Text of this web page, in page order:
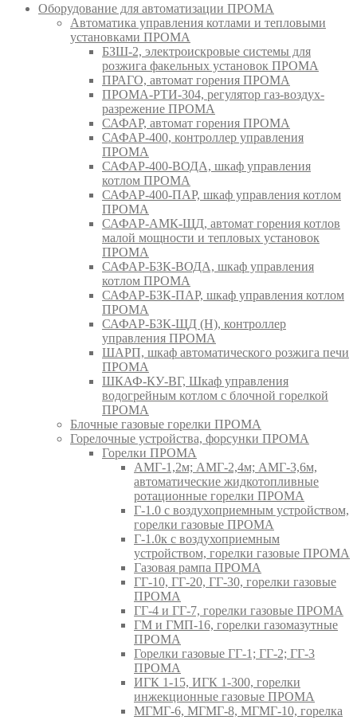
Оборудование для автоматизации ПРОМА
Автоматика управления котлами и тепловыми
установками ПРОМА
БЗШ-2, электроискровые системы для
розжига факельных установок ПРОМА
ПРАГО, автомат горения ПРОМА
ПРОМА-РТИ-304, регулятор газ-воздух-
разрежение ПРОМА
САФАР, автомат горения ПРОМА
САФАР-400, контроллер управления
ПРОМА
САФАР-400-ВОДА, шкаф управления
котлом ПРОМА
САФАР-400-ПАР, шкаф управления котлом
ПРОМА
САФАР-АМК-ЩД, автомат горения котлов
малой мощности и тепловых установок
ПРОМА
САФАР-БЗК-ВОДА, шкаф управления
котлом ПРОМА
САФАР-БЗК-ПАР, шкаф управления котлом
ПРОМА
САФАР-БЗК-ЩД (Н), контроллер
управления ПРОМА
ШАРП, шкаф автоматического розжига печи
ПРОМА
ШКАФ-КУ-ВГ, Шкаф управления
водогрейным котлом с блочной горелкой
ПРОМА
Блочные газовые горелки ПРОМА
Горелочные устройства, форсунки ПРОМА
Горелки ПРОМА
АМГ-1,2м; АМГ-2,4м; АМГ-3,6м,
автоматические жидкотопливные
ротационные горелки ПРОМА
Г-1.0 с воздухоприемным устройством,
горелки газовые ПРОМА
Г-1.0к с воздухоприемным
устройством, горелки газовые ПРОМА
Газовая рампа ПРОМА
ГГ-10, ГГ-20, ГГ-30, горелки газовые
ПРОМА
ГГ-4 и ГГ-7, горелки газовые ПРОМА
ГМ и ГМП-16, горелки газомазутные
ПРОМА
Горелки газовые ГГ-1; ГГ-2; ГГ-3
ПРОМА
ИГК 1-15, ИГК 1-300, горелки
инжекционные газовые ПРОМА
МГМГ-6, МГМГ-8, МГМГ-10, горелка